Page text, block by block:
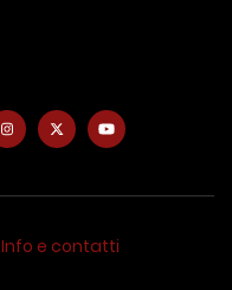
Info e contatti